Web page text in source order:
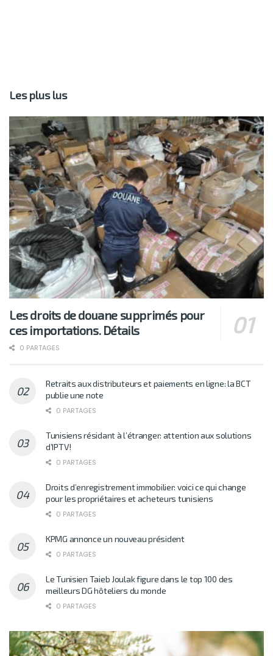
Les plus lus
Les droits de douane supprimés pour
ces importations. Détails
0 PARTAGES
Retraits aux distributeurs et paiements en ligne: la BCT
publie une note
0 PARTAGES
Tunisiens résidant à l’étranger: attention aux solutions
d’IPTV!
0 PARTAGES
Droits d’enregistrement immobilier: voici ce qui change
pour les propriétaires et acheteurs tunisiens
0 PARTAGES
KPMG annonce un nouveau président
0 PARTAGES
Le Tunisien Taieb Joulak figure dans le top 100 des
meilleurs DG hôteliers du monde
0 PARTAGES